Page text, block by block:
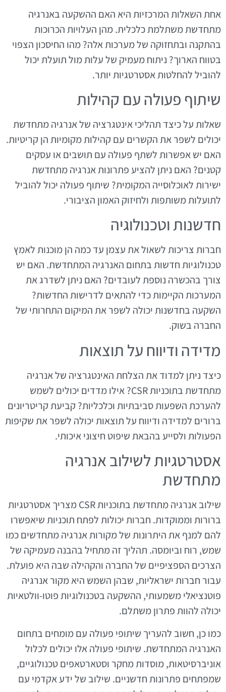
אחת השאלות המרכזיות היא האם ההשקעה באנרגיה
מתחדשת משתלמת כלכלית. מהן העלויות הכרוכות
בהתקנה ובתחזוקה של מערכות אלה? מהו החיסכון הצפוי
בטווח הארוך? ניתוח מעמיק של עלות מול תועלת יכול
להוביל להחלטות אסטרטגיות יותר.
שיתוף פעולה עם קהילות
שאלות על כיצד תהליכי אינטגרציה של אנרגיה מתחדשת
יכולים לשפר את הקשרים עם קהילות מקומיות הן קריטיות.
האם יש אפשרות לשתף פעולה עם תושבים או עסקים
קטנים? האם ניתן להציע פתרונות אנרגיה מתחדשת
ישירות לאוכלוסייה המקומית? שיתוף פעולה יכול להוביל
לתועלות משותפות ולחיזוק האמון הציבורי.
חדשנות וטכנולוגיה
חברות צריכות לשאול את עצמן עד כמה הן מוכנות לאמץ
טכנולוגיות חדשות בתחום האנרגיה המתחדשת. האם יש
צורך בהכשרה נוספת לעובדים? האם ניתן לשדרג את
המערכות הקיימות כדי להתאים לדרישות החדשות?
השקעה בחדשנות יכולה לשפר את המיקום התחרותי של
החברה בשוק.
מדידה ודיווח על תוצאות
כיצד ניתן למדוד את הצלחת האינטגרציה של אנרגיה
מתחדשת בתוכניות CSR? אילו מדדים יכולים לשמש
להערכת השפעות סביבתיות וכלכליות? קביעת קריטריונים
ברורים למדידה ודיווח על תוצאות יכולה לשפר את שקיפות
הפעולות ולסייע בהבאת שיפוט חיצוני איכותי.
אסטרטגיות לשילוב אנרגיה
מתחדשת
שילוב אנרגיה מתחדשת בתוכניות CSR מצריך אסטרטגיות
ברורות וממוקדות. חברות יכולות לפתח תוכניות שיאפשרו
להם למנף את היתרונות של מקורות אנרגיה מתחדשים כמו
שמש, רוח וביומסה. תהליך זה מתחיל בהבנה מעמיקה של
הצרכים הספציפיים של החברה והקהילה שבה היא פועלת.
עבור חברות ישראליות, שבהן השמש היא מקור אנרגיה
פוטנציאלי משמעותי, ההשקעה בטכנולוגיות פוטו-וולטאיות
יכולה להוות פתרון משתלם.
כמו כן, חשוב להעריך שיתופי פעולה עם מומחים בתחום
האנרגיה המתחדשת. שיתופי פעולה אלו יכולים לכלול
אוניברסיטאות, מוסדות מחקר וסטארטאפים טכנולוגיים,
שמפתחים פתרונות חדשניים. שילוב של ידע אקדמי עם